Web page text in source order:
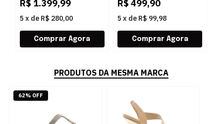
R$ 1.399,99
5 x de R$ 280,00
R$ 499,90
5 x de R$ 99,98
PRODUTOS DA MESMA MARCA
62% OFF